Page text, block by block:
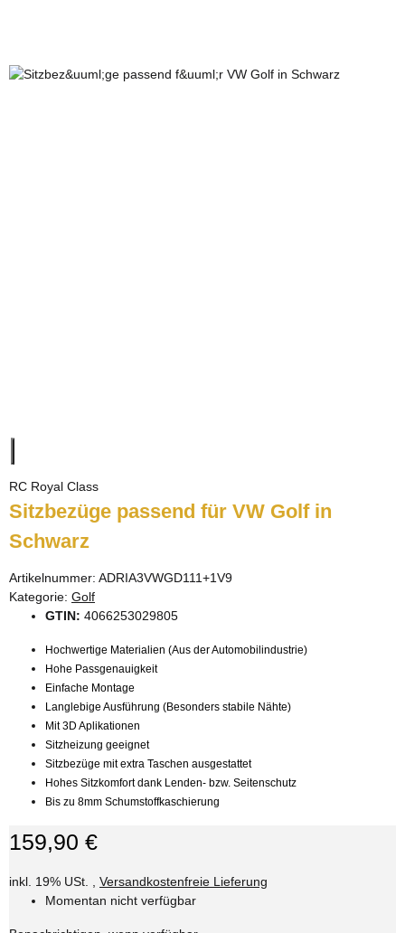
RC Royal Class
Sitzbezüge passend für VW Golf in
Schwarz
Artikelnummer: ADRIA3VWGD111+1V9
Kategorie: Golf
GTIN: 4066253029805
Hochwertige Materialien (Aus der Automobilindustrie)
Hohe Passgenauigkeit
Einfache Montage
Langlebige Ausführung (Besonders stabile Nähte)
Mit 3D Aplikationen
Sitzheizung geeignet
Sitzbezüge mit extra Taschen ausgestattet
Hohes Sitzkomfort dank Lenden- bzw. Seitenschutz
Bis zu 8mm Schumstoffkaschierung
159,90 €
inkl. 19% USt. , Versandkostenfreie Lieferung
Momentan nicht verfügbar